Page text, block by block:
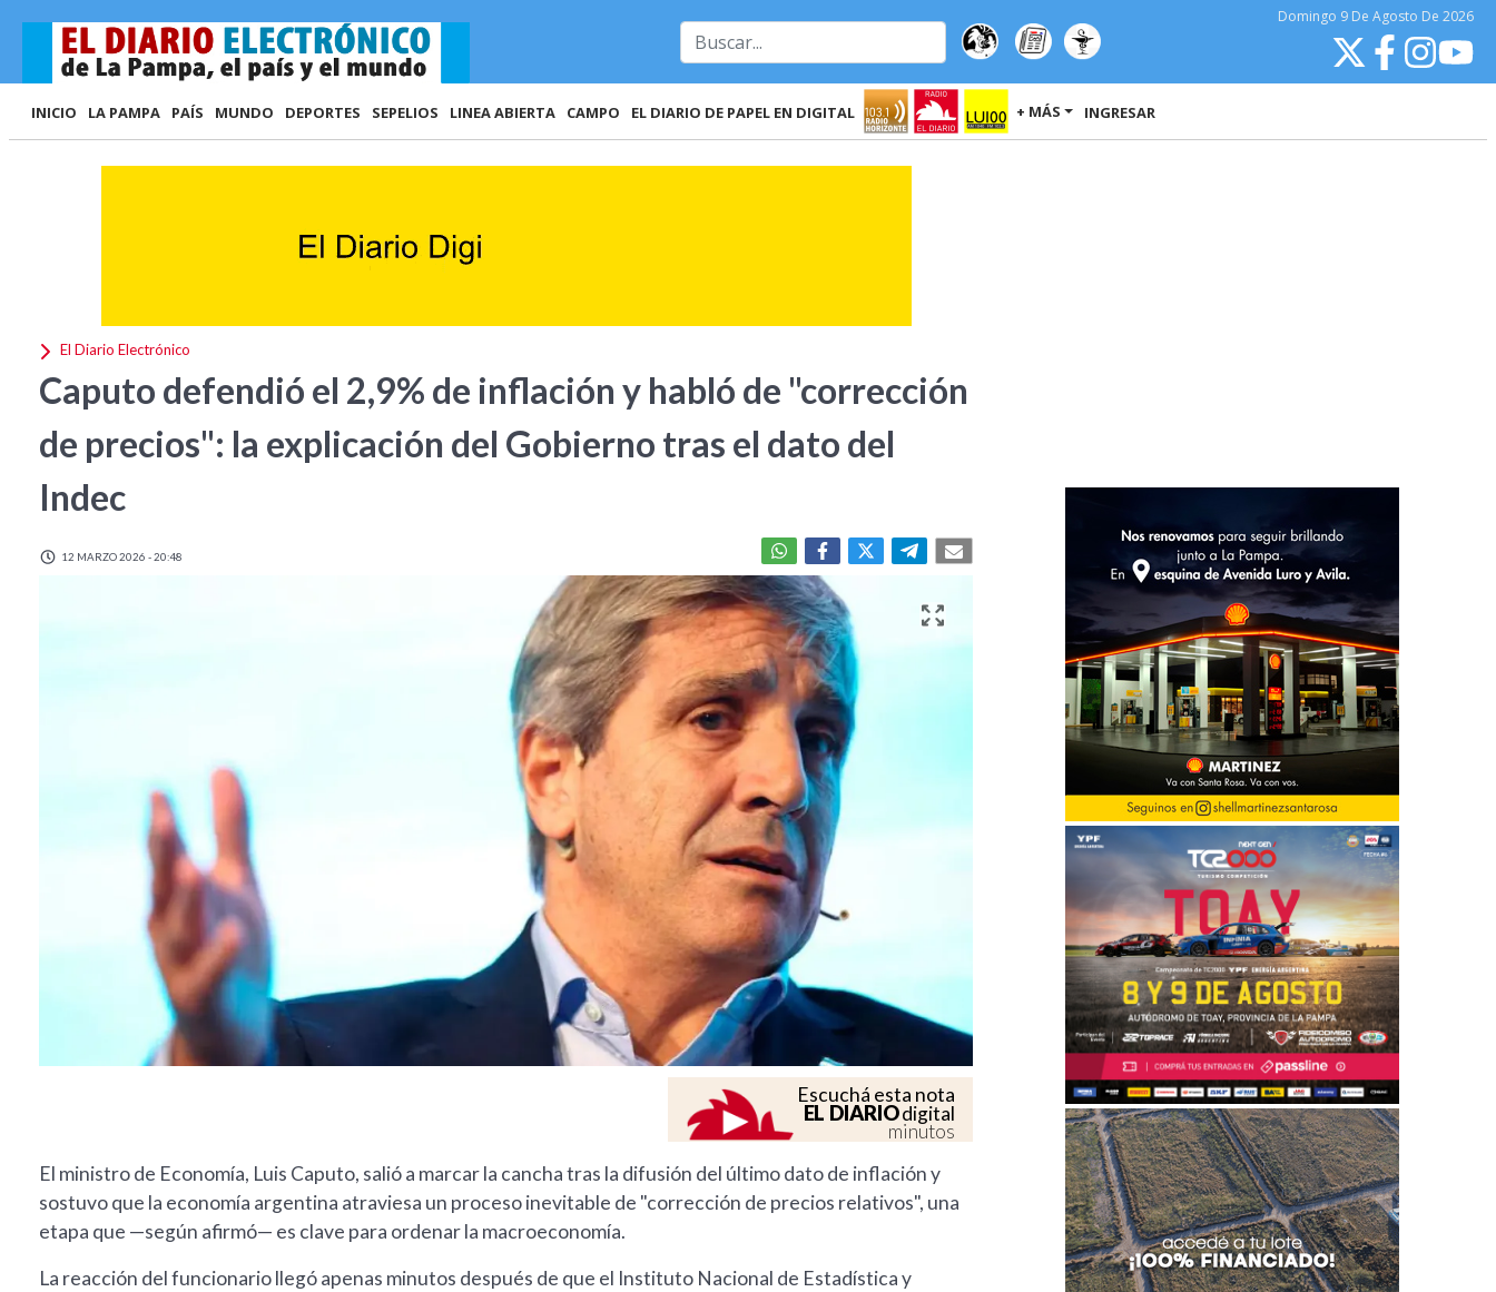
Domingo 9 De Agosto De 2026
INICIO LA PAMPA PAÍS MUNDO DEPORTES SEPELIOS LINEA ABIERTA CAMPO EL DIARIO DE PAPEL EN DIGITAL + MÁS INGRESAR
El Diario Electrónico
Caputo defendió el 2,9% de inflación y habló de "corrección
de precios": la explicación del Gobierno tras el dato del
Indec
12 MARZO 2026 - 20:48
Escuchá esta nota
EL DIARIOdigital
minutos
El ministro de Economía, Luis Caputo, salió a marcar la cancha tras la difusión del último dato de inflación y
sostuvo que la economía argentina atraviesa un proceso inevitable de "corrección de precios relativos", una
etapa que —según afirmó— es clave para ordenar la macroeconomía.
La reacción del funcionario llegó apenas minutos después de que el Instituto Nacional de Estadística y